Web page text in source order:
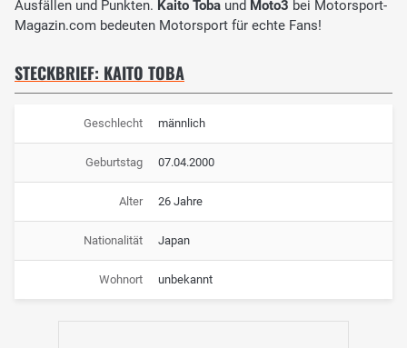
Ausfällen und Punkten. Kaito Toba und Moto3 bei Motorsport-
Magazin.com bedeuten Motorsport für echte Fans!
STECKBRIEF: KAITO TOBA
Geschlecht männlich
Geburtstag 07.04.2000
Alter 26 Jahre
Nationalität Japan
Wohnort unbekannt